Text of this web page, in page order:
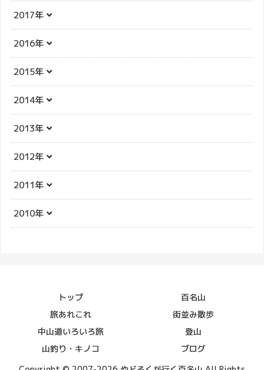
2017年
2016年
2015年
2014年
2013年
2012年
2011年
2010年
トップ
百名山
旅あれこれ
街並み散歩
中山道いろいろ旅
登山
山釣り・キノコ
ブログ